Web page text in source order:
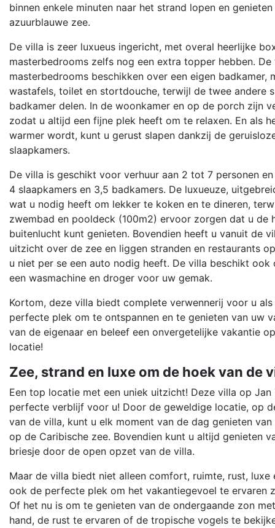
binnen enkele minuten naar het strand lopen en
azuurblauwe zee.
De villa is zeer luxueus ingericht, met overal heerlijke
masterbedrooms zelfs nog een extra topper hebben. De
masterbedrooms beschikken over een eigen badkamer,
wastafels, toilet en stortdouche, terwijl de twee andere
badkamer delen. In de woonkamer en op de porch zijn
zodat u altijd een fijne plek heeft om te relaxen. En als
warmer wordt, kunt u gerust slapen dankzij de
slaapkamers.
De villa is geschikt voor verhuur aan 2 tot 7 personen
4 slaapkamers en 3,5 badkamers. De luxueuze,
wat u nodig heeft om lekker te koken en te dineren,
zwembad en pooldeck (100m2) ervoor zorgen dat u de
buitenlucht kunt genieten. Bovendien heeft u vanuit de
uitzicht over de zee en liggen stranden en restaurants
u niet per se een auto nodig heeft. De villa beschikt ook
een wasmachine en droger voor uw gemak.
Kortom, deze villa biedt complete verwennerij voor u
perfecte plek om te ontspannen en te genieten van uw
van de eigenaar en beleef een onvergetelijke vakantie
locatie!
Zee, strand en luxe om de hoek van de
Een top locatie met een uniek uitzicht! Deze villa op Jan
perfecte verblijf voor u! Door de geweldige locatie, op
van de villa, kunt u elk moment van de dag genieten
op de Caribische zee. Bovendien kunt u altijd genieten
briesje door de open opzet van de villa.
Maar de villa biedt niet alleen comfort, ruimte, rust, luxe
ook de perfecte plek om het vakantiegevoel te ervaren
Of het nu is om te genieten van de ondergaande zon
hand, de rust te ervaren of de tropische vogels te